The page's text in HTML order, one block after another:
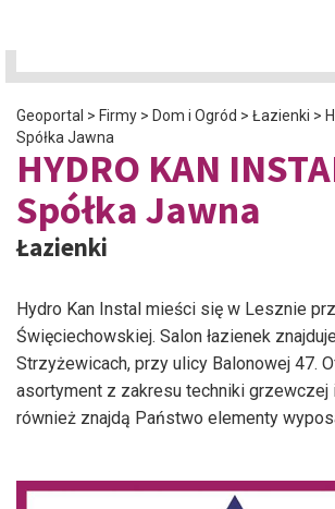
Geoportal > Firmy > Dom i Ogród > Łazienki >
Spółka Jawna
HYDRO KAN
Spółka Jawna
Łazienki
Hydro Kan Instal mieści się w Lesznie
Święciechowskiej. Salon łazienek
Strzyżewicach, przy ulicy Balonowej 47.
asortyment z zakresu techniki grzewczej
również znajdą Państwo elementy